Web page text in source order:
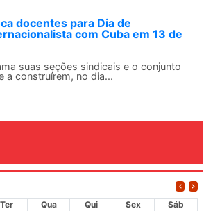
docentes para Dia de
com Cuba em 13 de
suas seções sindicais e o conjunto
a construírem, no dia...
Ter Qua Qui Sex
Sáb